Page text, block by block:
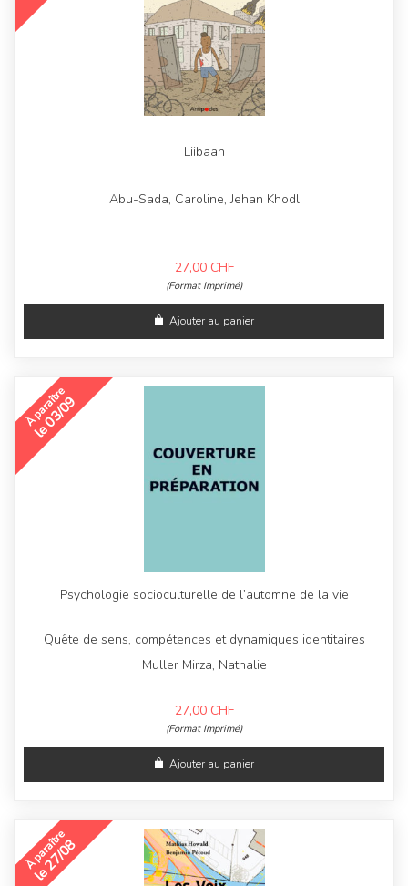
Liibaan
Abu-Sada, Caroline, Jehan Khodl
27,00 CHF
(Format Imprimé)
Ajouter au panier
À paraître
le 03/09
Psychologie socioculturelle de l’automne de la vie
Quête de sens, compétences et dynamiques identitaires
Muller Mirza, Nathalie
27,00 CHF
(Format Imprimé)
Ajouter au panier
À paraître
le 27/08